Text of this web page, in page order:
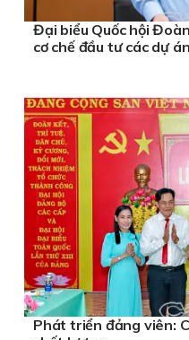
Đại biểu Quốc hội
cơ chế đầu tư các dự
Phát triển đảng viên: